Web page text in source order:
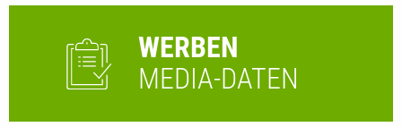
WERBEN
MEDIA-DATEN